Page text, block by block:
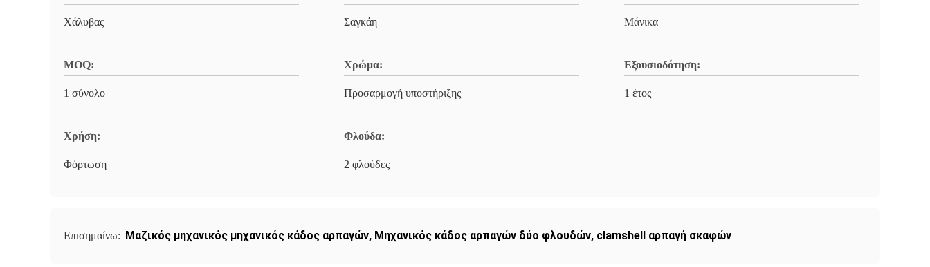
Χάλυβας Σαγκάη Μάνικα
MOQ:
1 σύνολο
Χρώμα:
Προσαρμογή υποστήριξης
Εξουσιοδότηση:
1 έτος
Χρήση:
Φόρτωση
Φλούδα:
2 φλούδες
Επισημαίνω: Μαζικός μηχανικός μηχανικός κάδος αρπαγών, Μηχανικός κάδος αρπαγών δύο φλουδών, clamshell αρπαγή σκαφών